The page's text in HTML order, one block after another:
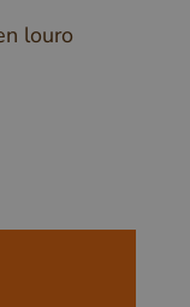
louro